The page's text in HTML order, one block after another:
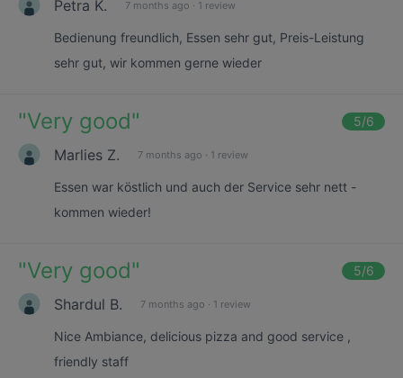
Petra K. 7 months ago · 1 review
Bedienung freundlich, Essen sehr gut, Preis-Leistung
sehr gut, wir kommen gerne wieder
"Very good" 5/6
Marlies Z. 7 months ago · 1 review
Essen war köstlich und auch der Service sehr nett -
kommen wieder!
"Very good" 5/6
Shardul B. 7 months ago · 1 review
Nice Ambiance, delicious pizza and good service ,
friendly staff